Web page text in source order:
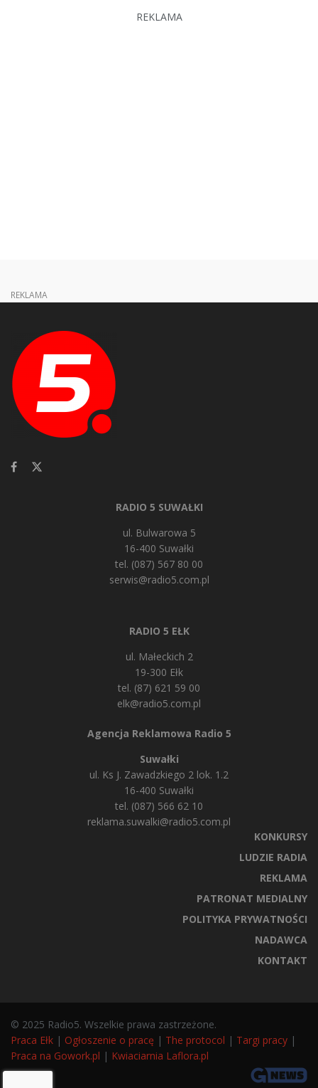
REKLAMA
REKLAMA
RADIO 5 SUWAŁKI
ul. Bulwarowa 5
16-400 Suwałki
tel. (087) 567 80 00
serwis@radio5.com.pl
RADIO 5 EŁK
ul. Małeckich 2
19-300 Ełk
tel. (87) 621 59 00
elk@radio5.com.pl
Agencja Reklamowa Radio 5
Suwałki
ul. Ks J. Zawadzkiego 2 lok. 1.2
16-400 Suwałki
tel. (087) 566 62 10
reklama.suwalki@radio5.com.pl
KONKURSY
LUDZIE RADIA
REKLAMA
PATRONAT MEDIALNY
POLITYKA PRYWATNOŚCI
NADAWCA
KONTAKT
© 2025 Radio5. Wszelkie prawa zastrzeżone.
Praca Ełk | Ogłoszenie o pracę | The protocol | Targi pracy |
Praca na Gowork.pl | Kwiaciarnia Laflora.pl